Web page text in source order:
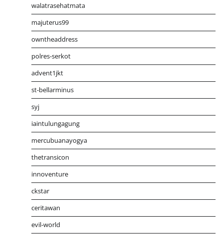
walatrasehatmata
majuterus99
owntheaddress
polres-serkot
advent1jkt
st-bellarminus
syj
iaintulungagung
mercubuanayogya
thetransicon
innoventure
ckstar
ceritawan
evil-world